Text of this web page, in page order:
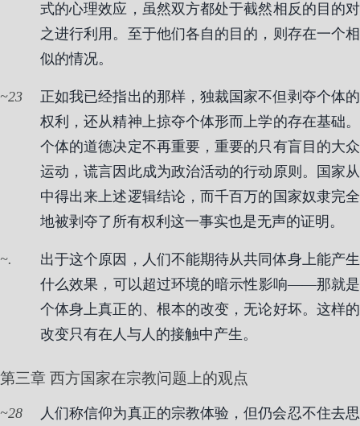
式的心理效应，虽然双方都处于截然相反的目的对
之进行利用。至于他们各自的目的，则存在一个相
似的情况。
23
正如我已经指出的那样，独裁国家不但剥夺个体的
权利，还从精神上掠夺个体形而上学的存在基础。
个体的道德决定不再重要，重要的只有盲目的大众
运动，谎言因此成为政治活动的行动原则。国家从
中得出来上述逻辑结论，而千百万的国家奴隶完全
地被剥夺了所有权利这一事实也是无声的证明。
.
出于这个原因，人们不能期待从共同体身上能产生
什么效果，可以超过环境的暗示性影响——那就是
个体身上真正的、根本的改变，无论好坏。这样的
改变只有在人与人的接触中产生。
第三章 西方国家在宗教问题上的观点
28
人们称信仰为真正的宗教体验，但仍会忍不住去思